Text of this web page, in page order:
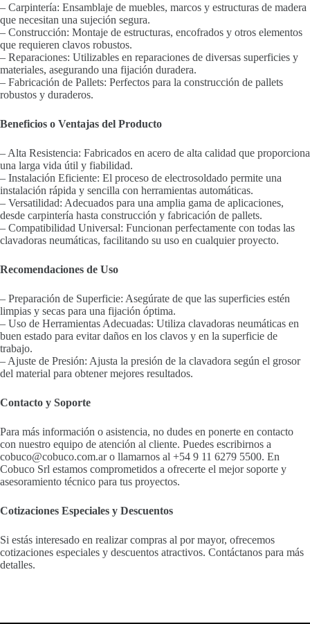
– Carpintería: Ensamblaje de muebles, marcos y estructuras de madera
que necesitan una sujeción segura.
– Construcción: Montaje de estructuras, encofrados y otros elementos
que requieren clavos robustos.
– Reparaciones: Utilizables en reparaciones de diversas superficies y
materiales, asegurando una fijación duradera.
– Fabricación de Pallets: Perfectos para la construcción de pallets
robustos y duraderos.
Beneficios o Ventajas del Producto
– Alta Resistencia: Fabricados en acero de alta calidad que proporciona
una larga vida útil y fiabilidad.
– Instalación Eficiente: El proceso de electrosoldado permite una
instalación rápida y sencilla con herramientas automáticas.
– Versatilidad: Adecuados para una amplia gama de aplicaciones,
desde carpintería hasta construcción y fabricación de pallets.
– Compatibilidad Universal: Funcionan perfectamente con todas las
clavadoras neumáticas, facilitando su uso en cualquier proyecto.
Recomendaciones de Uso
– Preparación de Superficie: Asegúrate de que las superficies estén
limpias y secas para una fijación óptima.
– Uso de Herramientas Adecuadas: Utiliza clavadoras neumáticas en
buen estado para evitar daños en los clavos y en la superficie de
trabajo.
– Ajuste de Presión: Ajusta la presión de la clavadora según el grosor
del material para obtener mejores resultados.
Contacto y Soporte
Para más información o asistencia, no dudes en ponerte en contacto
con nuestro equipo de atención al cliente. Puedes escribirnos a
cobuco@cobuco.com.ar o llamarnos al +54 9 11 6279 5500. En
Cobuco Srl estamos comprometidos a ofrecerte el mejor soporte y
asesoramiento técnico para tus proyectos.
Cotizaciones Especiales y Descuentos
Si estás interesado en realizar compras al por mayor, ofrecemos
cotizaciones especiales y descuentos atractivos. Contáctanos para más
detalles.